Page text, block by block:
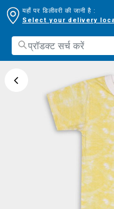
यहाँ पर डिलीवरी की जानी है :
Select your delivery